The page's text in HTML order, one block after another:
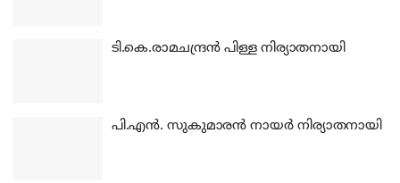
ടി.കെ.രാമചന്ദ്രന്‍ പിള്ള നിര്യാതനായി
പി.എന്‍. സുകുമാരന്‍ നായര്‍ നിര്യാതനായി